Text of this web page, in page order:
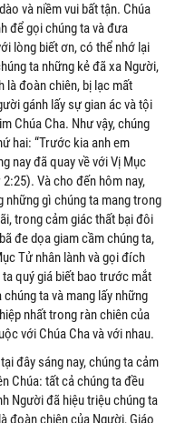
và niềm vui bất tận. Chúa
để gọi chúng ta và đưa
lòng biết ơn, có thể nhớ lại
ta những kẻ đã xa Người,
là đoàn chiên, bị lạc mất
gánh lấy sự gian ác và tội
Chúa Cha. Như vậy, chúng
hai: “Trước kia anh em
nay đã quay về với Vị Mục
Và cho đến hôm nay,
gì chúng ta mang trong
trong cảm giác thất bại đôi
đe dọa giam cầm chúng ta,
Tử nhân lành và gọi đích
quý giá biết bao trước mắt
ta và mang lấy những
nhất trong ràn chiên của
với Chúa Cha và với nhau.
đây sáng nay, chúng ta cảm
Chúa: tất cả chúng ta đều
Người đã hiệu triệu chúng ta
đoàn chiên của Người, Giáo